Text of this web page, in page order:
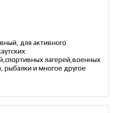
для активного
лагерей,военных
рыбалки и многое другое